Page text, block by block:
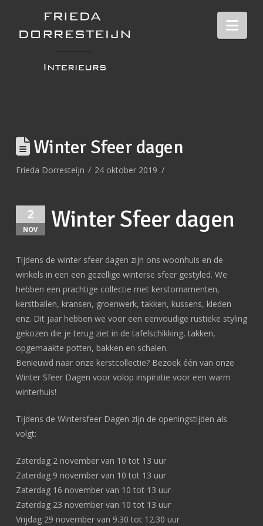
Winter Sfeer dagen
Frieda Dorresteijn 24 oktober 2019
2
NOV Winter Sfeer dagen
Tijdens de winter sfeer dagen zijn ons woonhuis en de
winkels in een een gezellige winterse sfeer gestyled. We
hebben een prachtige collectie met kerstornamenten,
kerstballen, kransen, groenwerk, takken, kussens, kleden
enz. Dit jaar hebben we voor een eenvoudige rustieke styling
gekozen die je terug ziet in de tafelschikking, takken,
opgemaakte potten, bakken en schalen.
Benieuwd naar onze kerstcollectie? Bezoek één van onze
Winter Sfeer Dagen voor volop inspiratie voor een warm
winterhuis!
Tijdens de Wintersfeer Dagen zijn de openingstijden als
volgt:
Zaterdag 2 november van 10 tot 13 uur
Zaterdag 9 november van 10 tot 13 uur
Zaterdag 16 november van 10 tot 13 uur
Zaterdag 23 november van 10 tot 13 uur
Vrijdag 29 november van 9.30 tot 12.30 uur